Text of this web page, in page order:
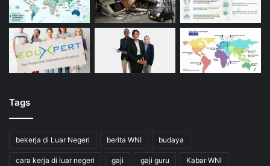
Tags
bekerja di Luar Negeri berita WNI budaya
cara kerja di luar negeri gaji gaji guru Kabar WNI